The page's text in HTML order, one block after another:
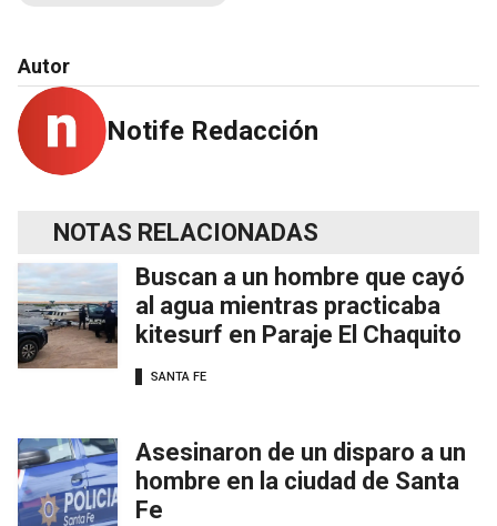
Autor
Notife Redacción
NOTAS RELACIONADAS
Buscan a un hombre que cayó
al agua mientras practicaba
kitesurf en Paraje El Chaquito
SANTA FE
Asesinaron de un disparo a un
hombre en la ciudad de Santa
Fe